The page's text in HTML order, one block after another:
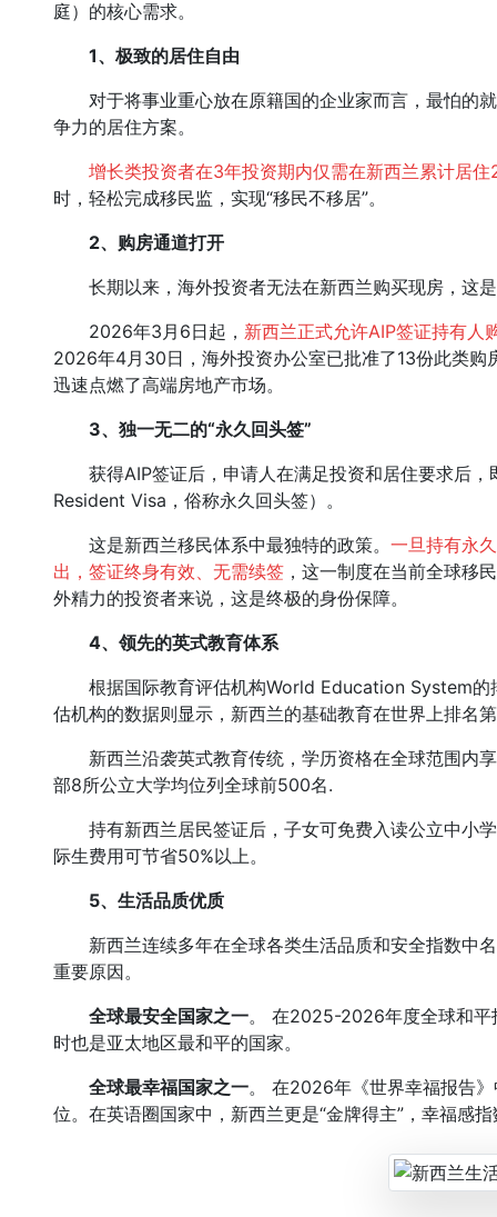
庭）的核心需求。
1、 极致的居住自由
对于将事业重心放在原籍国的企业家而言，最怕的就
争力的居住方案。
增长类投资者在3年投资期内仅需在新西兰累计居住
时，轻松完成移民监，实现“移民不移居”。
2、 购房通道打开
长期以来，海外投资者无法在新西兰购买现房，这是
2026年3月6日起， 新西兰正式允许AIP签证持有人
2026年4月30日，海外投资办公室已批准了13份此类购
迅速点燃了高端房地产市场。
3、 独一无二的“永久回头签”
获得AIP签证后，申请人在满足投资和居住要求后，
Resident Visa，俗称永久回头签）。
这是新西兰移民体系中最独特的政策。 一旦持有永
出，签证终身有效、无需续签 ，这一制度在当前全球移
外精力的投资者来说，这是终极的身份保障。
4、 领先的英式教育体系
根据国际教育评估机构World Education System的
估机构的数据则显示，新西兰的基础教育在世界上排名
新西兰沿袭英式教育传统，学历资格在全球范围内
部8所公立大学均位列全球前500名.
持有新西兰居民签证后，子女可免费入读公立中小
际生费用可节省50%以上。
5、 生活品质优质
新西兰连续多年在全球各类生活品质和安全指数中
重要原因。
全球最安全国家之一。 在2025-2026年度全球和平
时也是亚太地区最和平的国家。
全球最幸福国家之一。 在2026年《世界幸福报告
位。在英语圈国家中，新西兰更是“金牌得主”，幸福感